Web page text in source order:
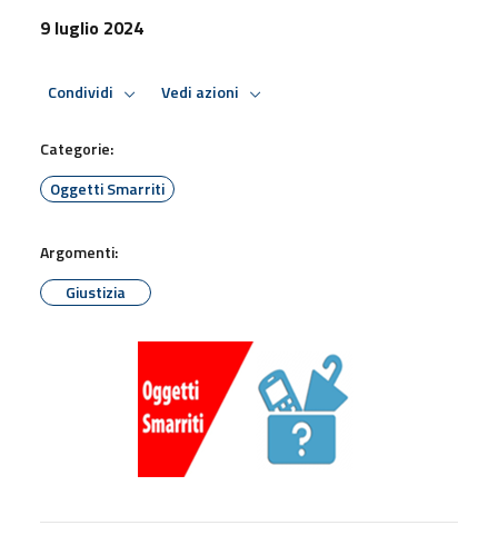
9 luglio 2024
Condividi Vedi azioni
Categorie:
Oggetti Smarriti
Argomenti:
Giustizia